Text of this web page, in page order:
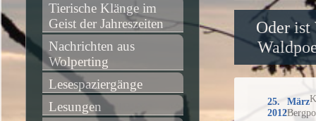
Oder ist
25. März
2012
Tierische Klänge im
Geist der Jahreszeiten
Nachrichten aus
Wolperting
Lesespaziergänge
Lesungen